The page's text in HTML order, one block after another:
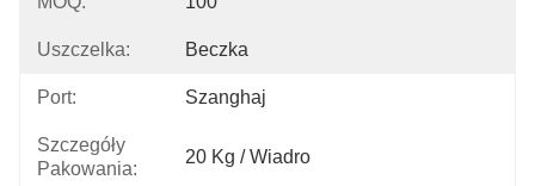
Uszczelka: Beczka
Port: Szanghaj
Szczegóły
Pakowania:
20 Kg / Wiadro